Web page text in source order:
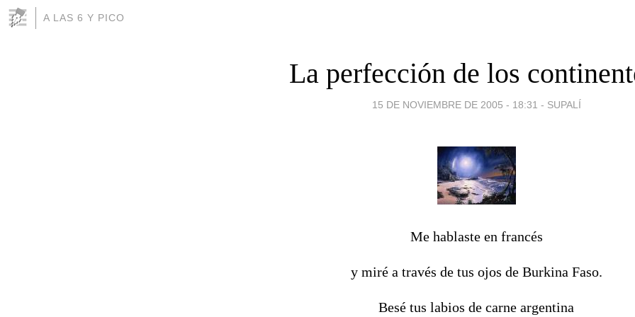
A LAS 6 Y PICO
La perfección de los
15 DE NOVIEMBRE DE 2005 - 18:31 - SUPALÍ
Me hablaste en francés
y miré a través de tus ojos de Burkina Faso.
Besé tus labios de carne argentina